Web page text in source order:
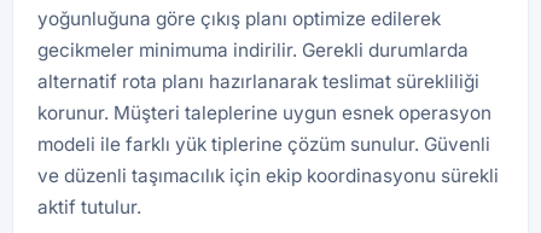
yoğunluğuna göre çıkış planı optimize edilerek
gecikmeler minimuma indirilir. Gerekli durumlarda
alternatif rota planı hazırlanarak teslimat sürekliliği
korunur. Müşteri taleplerine uygun esnek operasyon
modeli ile farklı yük tiplerine çözüm sunulur. Güvenli
ve düzenli taşımacılık için ekip koordinasyonu sürekli
aktif tutulur.